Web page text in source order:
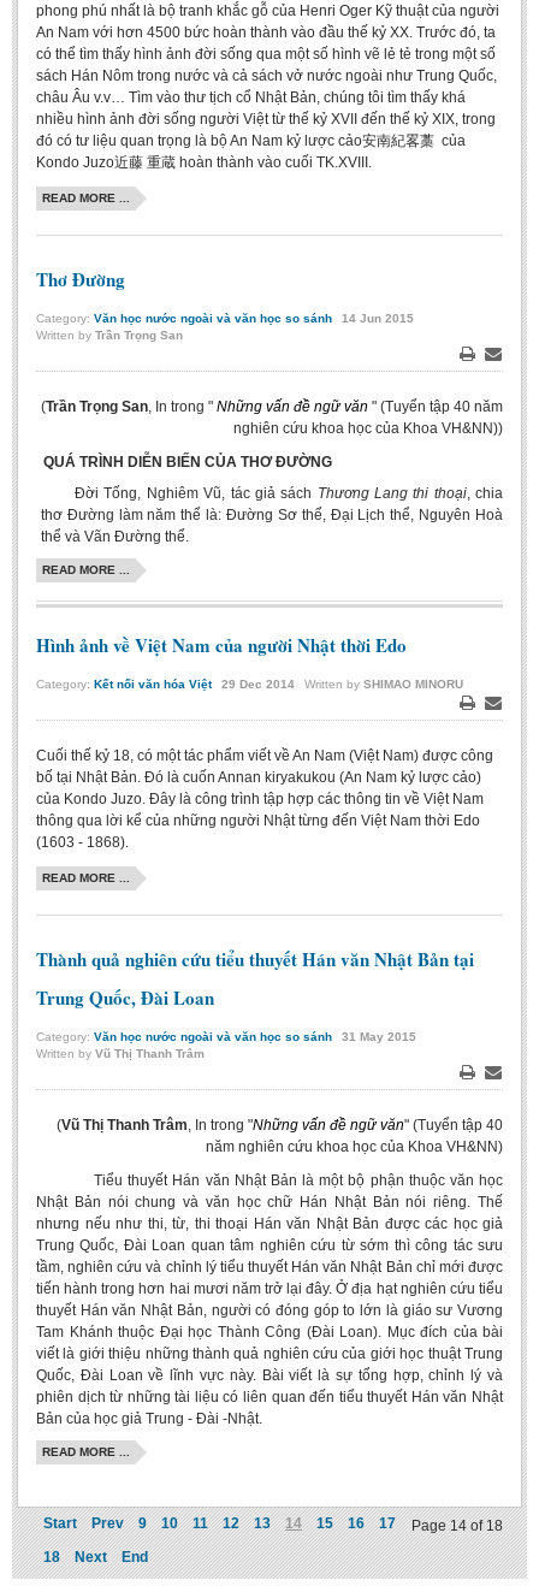
phong phú nhất là bộ tranh khắc gỗ của Henri Oger Kỹ thuật của người
An Nam với hơn 4500 bức hoàn thành vào đầu thế kỷ XX. Trước đó, ta
có thể tìm thấy hình ảnh đời sống qua một số hình vẽ lẻ tẻ trong một số
sách Hán Nôm trong nước và cả sách vở nước ngoài như Trung Quốc,
châu Âu v.v… Tìm vào thư tịch cổ Nhật Bản, chúng tôi tìm thấy khá
nhiều hình ảnh đời sống người Việt từ thế kỷ XVII đến thế kỷ XIX, trong
đó có tư liệu quan trọng là bộ An Nam kỷ lược cảo安南紀畧藁 của
Kondo Juzo近藤 重蔵 hoàn thành vào cuối TK.XVIII.
READ MORE ...
Thơ Đường
Category: Văn học nước ngoài và văn học so sánh 14 Jun 2015
Written by Trần Trọng San
PrintEmail
(Trần Trọng San, In trong " Những vấn đề ngữ văn " (Tuyển tập 40 năm
nghiên cứu khoa học của Khoa VH&NN))
QUÁ TRÌNH DIỄN BIẾN CỦA THƠ ĐƯỜNG
Ðời Tống, Nghiêm Vũ, tác giả sách Thương Lang thi thoại, chia
thơ Ðường làm năm thể là: Ðường Sơ thể, Ðại Lịch thể, Nguyên Hoà
thể và Vãn Ðường thể.
READ MORE ...
Hình ảnh về Việt Nam của người Nhật thời Edo
Category: Kết nối văn hóa Việt 29 Dec 2014 Written by SHIMAO MINORU
PrintEmail
Cuối thế kỷ 18, có một tác phẩm viết về An Nam (Việt Nam) được công
bố tại Nhật Bản. Đó là cuốn Annan kiryakukou (An Nam kỷ lược cảo)
của Kondo Juzo. Đây là công trình tập hợp các thông tin về Việt Nam
thông qua lời kể của những người Nhật từng đến Việt Nam thời Edo
(1603 - 1868).
READ MORE ...
Thành quả nghiên cứu tiểu thuyết Hán văn Nhật Bản tại
Trung Quốc, Đài Loan
Category: Văn học nước ngoài và văn học so sánh 31 May 2015
Written by Vũ Thị Thanh Trâm
PrintEmail
(Vũ Thị Thanh Trâm, In trong "Những vấn đề ngữ văn" (Tuyển tập 40
năm nghiên cứu khoa học của Khoa VH&NN)
Tiểu thuyết Hán văn Nhật Bản là một bộ phận thuộc văn học
Nhật Bản nói chung và văn học chữ Hán Nhật Bản nói riêng. Thế
nhưng nếu như thi, từ, thi thoại Hán văn Nhật Bản được các học giả
Trung Quốc, Đài Loan quan tâm nghiên cứu từ sớm thì công tác sưu
tầm, nghiên cứu và chỉnh lý tiểu thuyết Hán văn Nhật Bản chỉ mới được
tiến hành trong hơn hai mươi năm trở lại đây. Ở địa hạt nghiên cứu tiểu
thuyết Hán văn Nhật Bản, người có đóng góp to lớn là giáo sư Vương
Tam Khánh thuộc Đại học Thành Công (Đài Loan). Mục đích của bài
viết là giới thiệu những thành quả nghiên cứu của giới học thuật Trung
Quốc, Đài Loan về lĩnh vực này. Bài viết là sự tổng hợp, chỉnh lý và
phiên dịch từ những tài liệu có liên quan đến tiểu thuyết Hán văn Nhật
Bản của học giả Trung - Đài -Nhật.
READ MORE ...
Page 14 of 18
Start Prev 9 10 11 12 13 14 15 16
17
18
Next End